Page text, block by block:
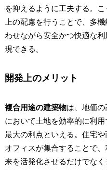
を抑えるように工夫する。
上の配慮を行うことで、多機
わせながら安全かつ快適な利
現できる。
開発上のメリット
複合用途の建築物は、地価
において土地を効率的に利
最大の利点といえる。住宅や
オフィスが集合することで、
来を活発化させるだけでな